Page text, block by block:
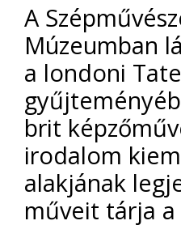
A
Múzeumban
a londoni Tate
brit
irodalom
alakjának
műveit tárja